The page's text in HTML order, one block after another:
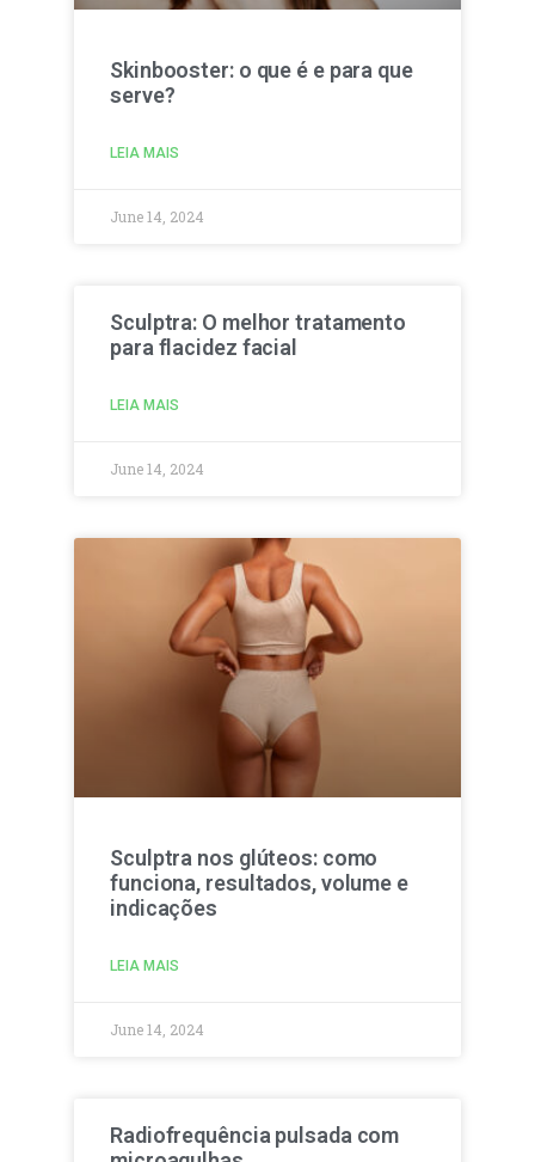
Skinbooster: o que é e para que
serve?
LEIA MAIS
June 14, 2024
Sculptra: O melhor tratamento
para flacidez facial
LEIA MAIS
June 14, 2024
Sculptra nos glúteos: como
funciona, resultados, volume e
indicações
LEIA MAIS
June 14, 2024
Radiofrequência pulsada com